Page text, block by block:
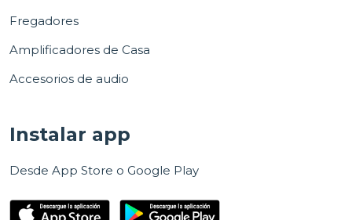
Fregadores
Amplificadores de Casa
Accesorios de audio
Instalar app
Desde App Store o Google Play